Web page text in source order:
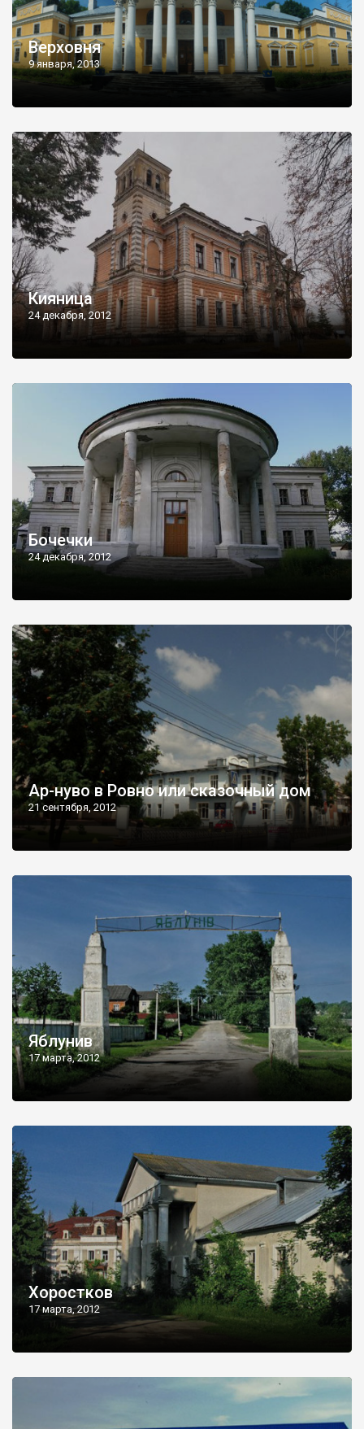
Верховня
9 января, 2013
Кияница
24 декабря, 2012
Бочечки
24 декабря, 2012
Ар-нуво в Ровно или сказочный дом
21 сентября, 2012
Яблунив
17 марта, 2012
Хоростков
17 марта, 2012